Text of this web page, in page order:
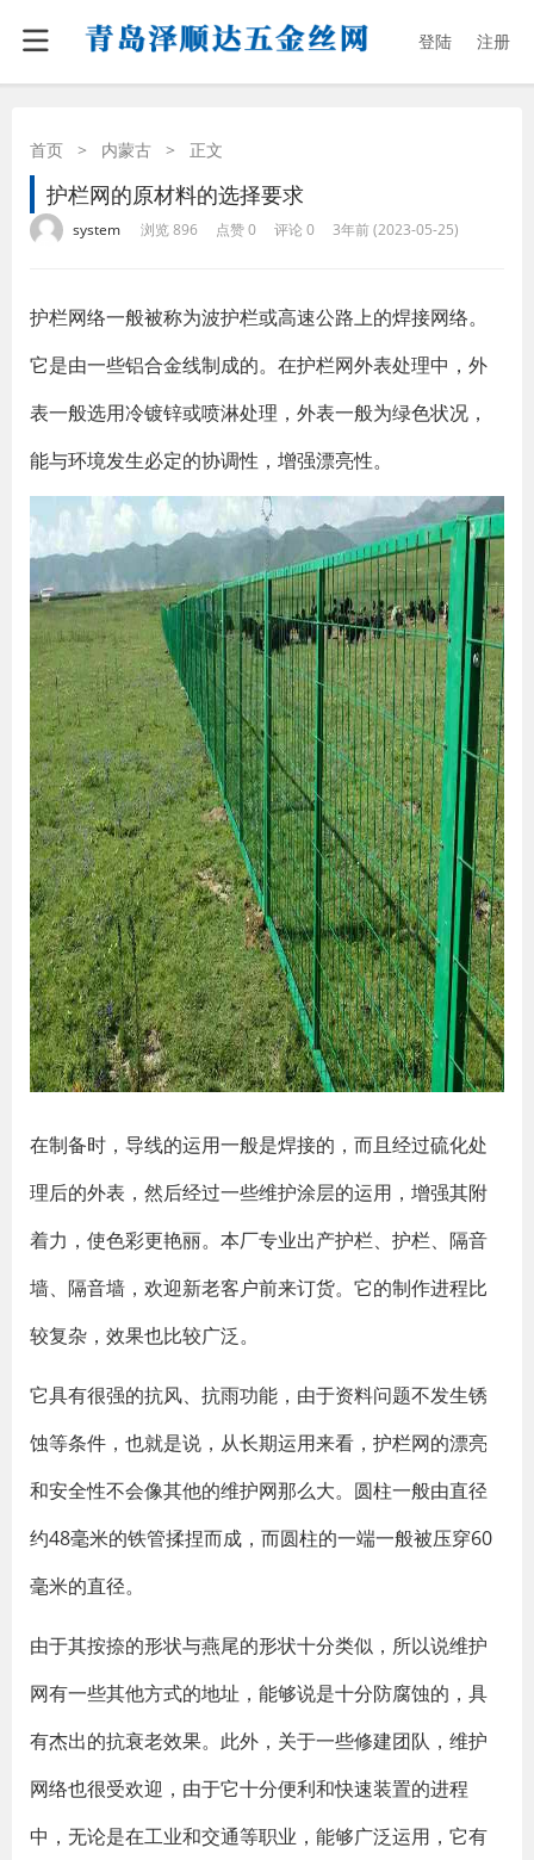
登陆 注册
首页 > 内蒙古 > 正文
护栏网的原材料的选择要求
system 浏览 896 点赞 0 评论 0 3年前 (2023-05-25)
护栏网络一般被称为波护栏或高速公路上的焊接网络。
它是由一些铝合金线制成的。在护栏网外表处理中，外
表一般选用冷镀锌或喷淋处理，外表一般为绿色状况，
能与环境发生必定的协调性，增强漂亮性。
在制备时，导线的运用一般是焊接的，而且经过硫化处
理后的外表，然后经过一些维护涂层的运用，增强其附
着力，使色彩更艳丽。本厂专业出产护栏、护栏、隔音
墙、隔音墙，欢迎新老客户前来订货。它的制作进程比
较复杂，效果也比较广泛。
它具有很强的抗风、抗雨功能，由于资料问题不发生锈
蚀等条件，也就是说，从长期运用来看，护栏网的漂亮
和安全性不会像其他的维护网那么大。圆柱一般由直径
约48毫米的铁管揉捏而成，而圆柱的一端一般被压穿60
毫米的直径。
由于其按捺的形状与燕尾的形状十分类似，所以说维护
网有一些其他方式的地址，能够说是十分防腐蚀的，具
有杰出的抗衰老效果。此外，关于一些修建团队，维护
网络也很受欢迎，由于它十分便利和快速装置的进程
中，无论是在工业和交通等职业，能够广泛运用，它有